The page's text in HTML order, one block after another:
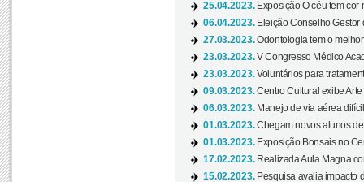
25.04.2023. Exposição O céu tem cor
06.04.2023. Eleição Conselho Gestor
27.03.2023.Odontologia tem o
23.03.2023.V Congresso Médico
23.03.2023.Voluntários para
09.03.2023.Centro Cultural exibe
06.03.2023. Manejo de via aérea
01.03.2023.Chegam novos alunos
01.03.2023. Exposição Bonsais no
17.02.2023. Realizada Aula Magna
15.02.2023. Pesquisa avalia impacto